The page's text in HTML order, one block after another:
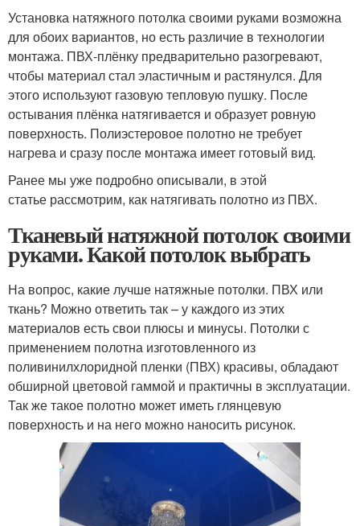
Установка натяжного потолка своими руками возможна
для обоих вариантов, но есть различие в технологии
монтажа. ПВХ-плёнку предварительно разогревают,
чтобы материал стал эластичным и растянулся. Для
этого используют газовую тепловую пушку. После
остывания плёнка натягивается и образует ровную
поверхность. Полиэстеровое полотно не требует
нагрева и сразу после монтажа имеет готовый вид.
Ранее мы уже подробно описывали, в этой
статье рассмотрим, как натягивать полотно из ПВХ.
Тканевый натяжной потолок своими
руками. Какой потолок выбрать
На вопрос, какие лучше натяжные потолки. ПВХ или
ткань? Можно ответить так – у каждого из этих
материалов есть свои плюсы и минусы. Потолки с
применением полотна изготовленного из
поливинилхлоридной пленки (ПВХ) красивы, обладают
обширной цветовой гаммой и практичны в эксплуатации.
Так же такое полотно может иметь глянцевую
поверхность и на него можно наносить рисунок.